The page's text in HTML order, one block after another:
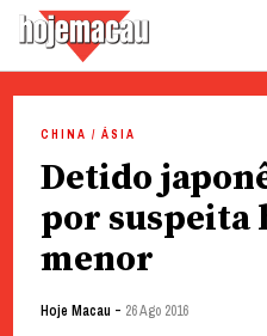
content
CHINA / ÁSIA
Detido
por suspeita
menor
Hoje Macau - 26 Ago 2016